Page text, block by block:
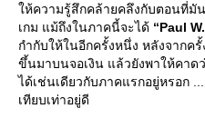
ห้ความรู้สึกคล้ายคลึงกับตอนที่มัน
เกม แม้ถึงในภาคนี้จะได้ “Paul
กำกับให้ในอีกครั้งหนึ่ง หลังจากค
ขึ้นมาบนจอเงิน แล้วยังพาให้คาด
ได้เช่นเดียวกับภาคแรกอยู่หรอก
เทียบเท่าอยู่ดี